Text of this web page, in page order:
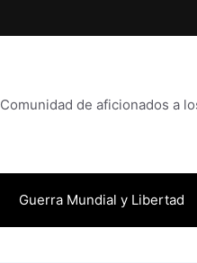
Comunidad de aficionados a
Guerra Mundial y Libertad